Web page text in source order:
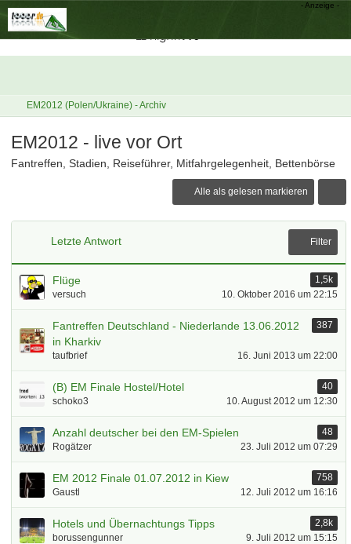
EM2012 (Polen/Ukraine) - Archiv
EM2012 - live vor Ort
Fantreffen, Stadien, Reiseführer, Mitfahrgelegenheit, Bettenbörse
Alle als gelesen markieren
Letzte Antwort Filter
Flüge
1,5k
versuch
10. Oktober 2016 um 22:15
Fantreffen Deutschland - Niederlande 13.06.2012
in Kharkiv
387
taufbrief 16. Juni 2013 um 22:00
(B) EM Finale Hostel/Hotel
40
schoko3
10. August 2012 um 12:30
Anzahl deutscher bei den EM-Spielen
48
Rogätzer
23. Juli 2012 um 07:29
EM 2012 Finale 01.07.2012 in Kiew
758
Gaustl
12. Juli 2012 um 16:16
Hotels und Übernachtungs Tipps
2,8k
borussengunner
9. Juli 2012 um 15:15